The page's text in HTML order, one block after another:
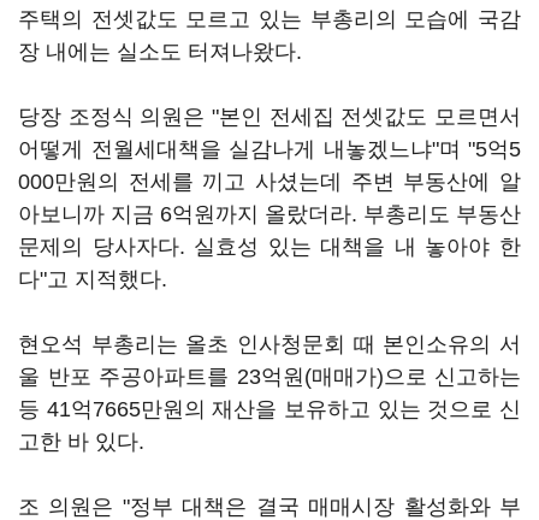
주택의 전셋값도 모르고 있는 부총리의 모습에 국감
장 내에는 실소도 터져나왔다.
당장 조정식 의원은 "본인 전세집 전셋값도 모르면서
어떻게 전월세대책을 실감나게 내놓겠느냐"며 "5억5
000만원의 전세를 끼고 사셨는데 주변 부동산에 알
아보니까 지금 6억원까지 올랐더라. 부총리도 부동산
문제의 당사자다. 실효성 있는 대책을 내 놓아야 한
다"고 지적했다.
현오석 부총리는 올초 인사청문회 때 본인소유의 서
울 반포 주공아파트를 23억원(매매가)으로 신고하는
등 41억7665만원의 재산을 보유하고 있는 것으로 신
고한 바 있다.
조 의원은 "정부 대책은 결국 매매시장 활성화와 부